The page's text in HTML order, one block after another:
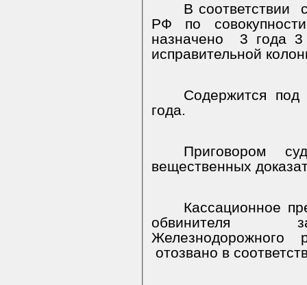
В соответствии
РФ по
назначено
3 года 3
исправительной
Содержится
года.
Приговором
вещественных
Кассационное
обвинителя
Железнодорожного
отозвано в